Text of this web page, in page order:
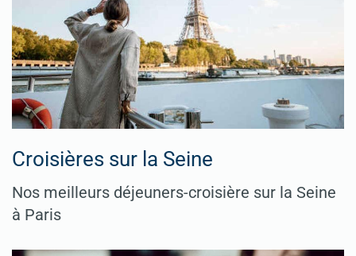
Croisières sur la Seine
Nos meilleurs déjeuners-croisière sur la Seine
à Paris